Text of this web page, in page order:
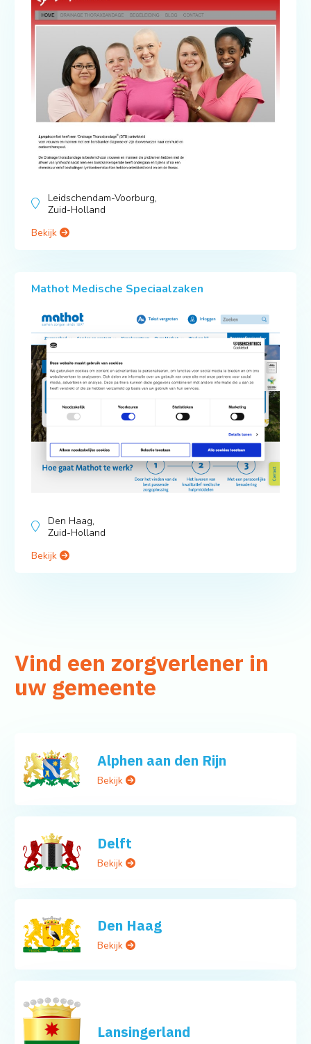
Leidschendam-Voorburg,
Zuid-Holland
Bekijk
Mathot Medische Speciaalzaken
Den Haag,
Zuid-Holland
Bekijk
Vind een zorgverlener in
uw gemeente
Alphen aan den Rijn
Bekijk
Delft
Bekijk
Den Haag
Bekijk
Lansingerland